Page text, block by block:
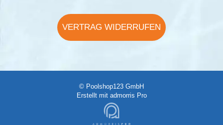
VERTRAG WIDERRUFEN
© Poolshop123 GmbH
Erstellt mit admorris Pro